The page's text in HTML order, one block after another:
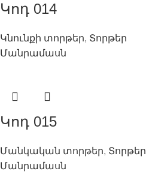
Կոդ 014
Կնունքի տորթեր, Տորթեր
Մանրամասն
Կոդ 015
Մանկական տորթեր, Տորթեր
Մանրամասն